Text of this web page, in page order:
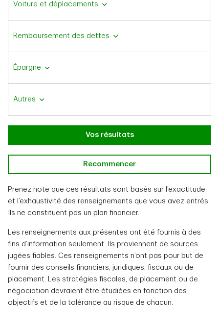
Voiture et déplacements
Remboursement des dettes
Épargne
Autres
Vos résultats
Recommencer
Prenez note que ces résultats sont basés sur l’exactitude
et l’exhaustivité des renseignements que vous avez entrés.
Ils ne constituent pas un plan financier.
Les renseignements aux présentes ont été fournis à des
fins d’information seulement. Ils proviennent de sources
jugées fiables. Ces renseignements n’ont pas pour but de
fournir des conseils financiers, juridiques, fiscaux ou de
placement. Les stratégies fiscales, de placement ou de
négociation devraient être étudiées en fonction des
objectifs et de la tolérance au risque de chacun.